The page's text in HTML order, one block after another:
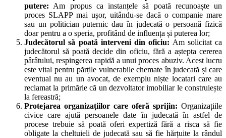
putere: Am propus ca instanțele să poată recunoaște un
proces SLAPP mai ușor, uitându-se dacă o companie mare
sau un politician puternic dau în judecată o persoană fizică
doar pentru a o speria, profitând de influența și puterea lor;
Judecătorul să poată interveni din oficiu: Am solicitat ca
judecătorul să poată decide din oficiu, fără a aștepta cererea
pârâtului, respingerea rapidă a unui proces abuziv. Acest lucru
este vital pentru părțile vulnerabile chemate în judecată și care
eventual nu au un avocat, de exemplu niște locatari care au
reclamat la primărie că un dezvoltator imobiliar le construiește
la fereastră;
Protejarea organizațiilor care oferă sprijin: Organizațiile
civice care ajută persoanele date în judecată în astfel de
procese trebuie să poată oferi expertiză fără a risca să fie
obligate la cheltuieli de judecată sau să fie hărțuite la rândul